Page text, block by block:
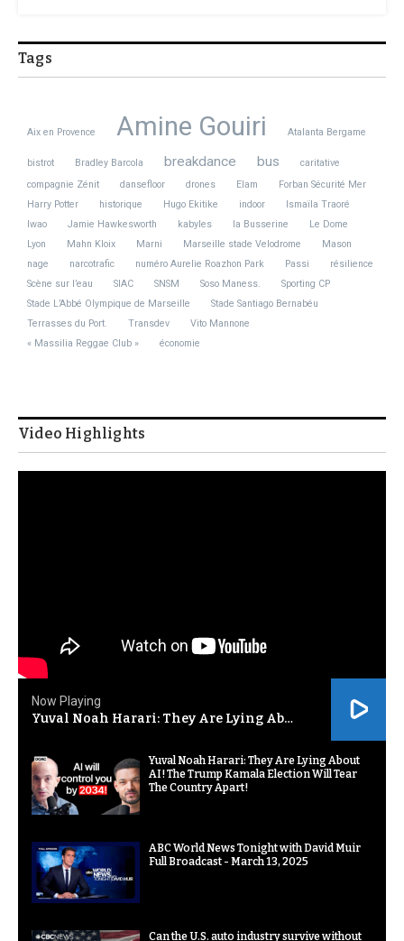
Tags
Aix en Provence Amine Gouiri Atalanta Bergame
bistrot Bradley Barcola breakdance bus
caritative
compagnie Zénit
dansefloor drones Elam
Forban Sécurité Mer
Harry Potter
historique Hugo Ekitike indoor
Ismaïla Traoré
Iwao
Jamie Hawkesworth kabyles la Busserine
Le Dome
Lyon
Mahn Kloix Marni Marseille stade Velodrome
Mason
nage
narcotrafic numéro Aurelie Roazhon Park Passi
résilience
Scène sur l’eau
SIAC SNSM Soso Maness.
Sporting CP
Stade L’Abbé Olympique de Marseille
Stade Santiago Bernabéu
Terrasses du Port.
Transdev
Vito Mannone
« Massilia Reggae Club »
économie
Video Highlights
Now Playing
Yuval Noah Harari: They Are Lying About AI! The Trump Kamala Election Will Tear The Country Apart!
Yuval Noah Harari: They Are Lying About
AI! The Trump Kamala Election Will Tear
The Country Apart!
ABC World News Tonight with David Muir
Full Broadcast - March 13, 2025
Can the U.S. auto industry survive without